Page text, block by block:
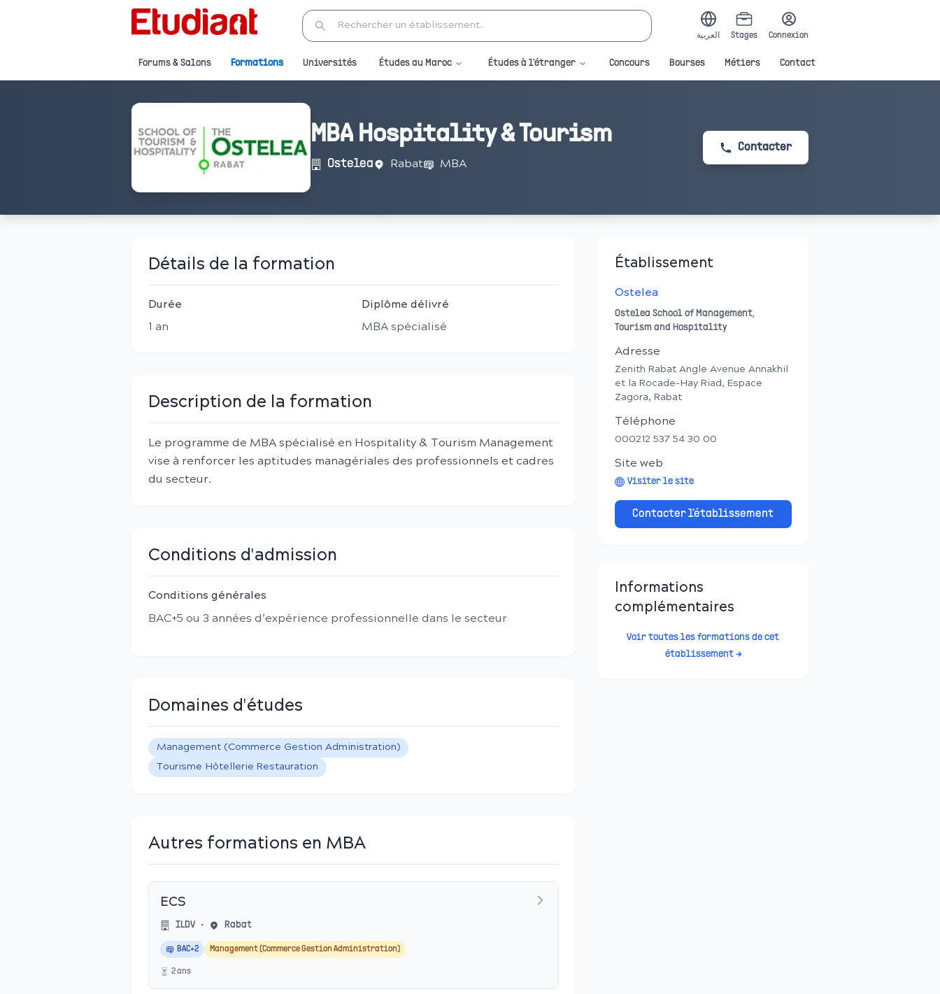
العربية Stages Connexion
Forums & Salons Formations Universités Études au Maroc Études à l'étranger Concours Bourses Métiers Contact
MBA Hospitality & Tourism
Ostelea Rabat MBA
Contacter
Détails de la formation
Durée
1 an
Diplôme délivré
MBA spécialisé
Description de la formation
Le programme de MBA spécialisé en Hospitality & Tourism Management
vise à renforcer les aptitudes managériales des professionnels et cadres
du secteur.
Conditions d'admission
Conditions générales
BAC+5 ou 3 années d’expérience professionnelle dans le secteur
Domaines d'études
Management (Commerce Gestion Administration)
Tourisme Hôtellerie Restauration
Autres formations en MBA
ECS
ILDV • Rabat
BAC+2 Management (Commerce Gestion Administration)
2ans
Établissement
Ostelea
Ostelea School of Management,
Tourism and Hospitality
Adresse
Zenith Rabat Angle Avenue Annakhil
et la Rocade-Hay Riad, Espace
Zagora, Rabat
Téléphone
000212 537 54 30 00
Site web
Visiter le site
Contacter l'établissement
Informations
complémentaires
Voir toutes les formations de cet
établissement →